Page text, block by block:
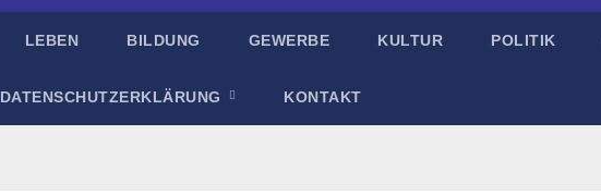
LEBEN BILDUNG GEWERBE KULTUR POLITIK
DATENSCHUTZERKLÄRUNG KONTAKT